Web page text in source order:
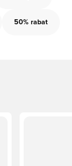
50% rabat